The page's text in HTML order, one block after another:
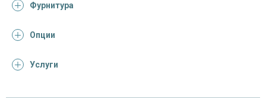
«Nemef» с личинкой-цилиндром, шпингалет-
Фурнитура
Опции
Услуги